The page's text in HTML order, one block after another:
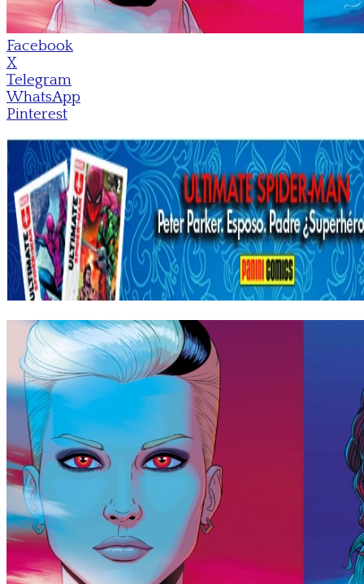
Facebook
X
Telegram
WhatsApp
Pinterest